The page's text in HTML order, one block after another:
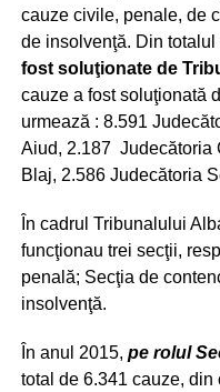
cauze civile, penale, de
de insolvenţă. Din
fost soluţionate de
cauze a fost soluţionată
urmează : 8.591
Aiud, 2.187 Judecătoria
Blaj, 2.586 Judecătoria
În cadrul Tribunalului
funcţionau trei secţii,
penală; Secţia de
insolvenţă.
În anul 2015, pe rolul
total de 6.341 cauze,